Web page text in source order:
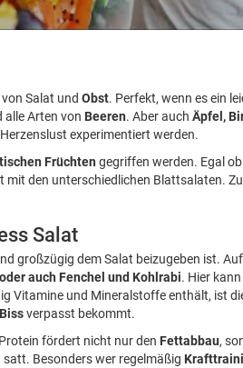
Salat und Obst. Perfekt, wenn es ein
alle Arten von Beeren. Aber auch Äpfel,
experimentiert werden.
Früchten gegriffen werden. Egal
den unterschiedlichen Blattsalaten.
Salat
großzügig dem Salat beizugeben ist. Auf
auch Fenchel und Kohlrabi. Hier
Vitamine und Mineralstoffe enthält, ist
verpasst bekommt.
fördert nicht nur den Fettabbau,
Besonders wer regelmäßig